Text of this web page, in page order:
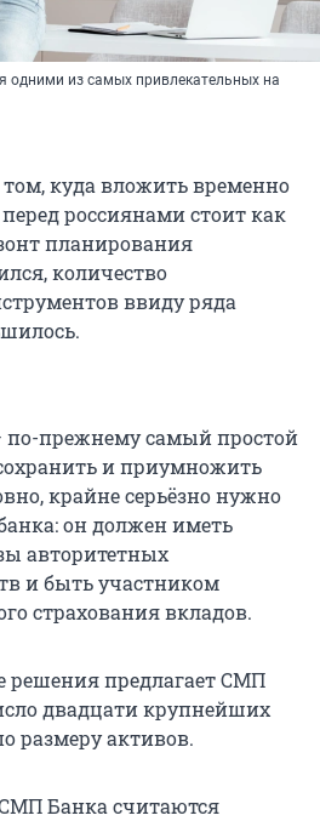
одними из самых привлекательных на
том, куда вложить временно
россиянами стоит как
планирования
количество
ввиду ряда
по-прежнему самый простой
и приумножить
крайне серьёзно нужно
он должен иметь
авторитетных
и быть участником
страхования вкладов.
решения предлагает СМП
двадцати крупнейших
размеру активов.
Банка считаются